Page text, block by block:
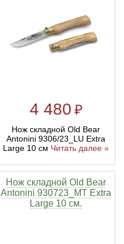
4 480 ₽
Нож складной Old Bear
Antonini 9306/23_LU Extra
Large 10 см Читать далее »
Нож cкладной Old Bear
Antonini 930723_MT Extra
Large 10 см.